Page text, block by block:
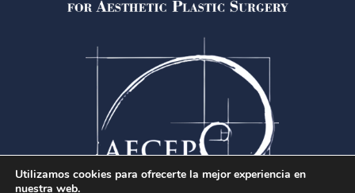
Utilizamos cookies para ofrecerte la mejor experiencia en
nuestra web.